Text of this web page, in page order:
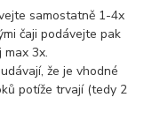
samostatně 1-4x
čajipodávejte pak
max 3x.
že je vhodné
potíže trvají (tedy 2